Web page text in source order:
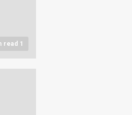
1 min read